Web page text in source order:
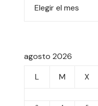
agosto 2026
L
M X